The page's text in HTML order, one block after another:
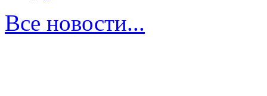
Все новости...